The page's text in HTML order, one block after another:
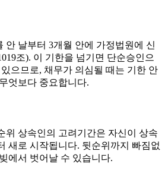
안 날부터 3개월 안에 가정법원에 신
조). 이 기한을 넘기면 단순승인으
으므로, 채무가 의심될 때는 기한 안
엇보다 중요합니다.
위 상속인의 고려기간은 자신이 상속
새로 시작됩니다. 뒷순위까지 빠짐없
에서 벗어날 수 있습니다.